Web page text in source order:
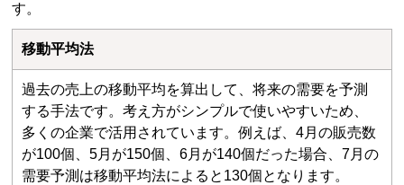
す。
移動平均法
過去の売上の移動平均を算出して、将来の需要を予測
する手法です。考え方がシンプルで使いやすいため、
多くの企業で活用されています。例えば、4月の販売数
が100個、5月が150個、6月が140個だった場合、7月の
需要予測は移動平均法によると130個となります。